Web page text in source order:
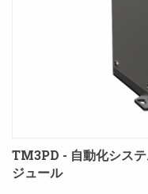
TM3PD - 自動化シス
ジュール